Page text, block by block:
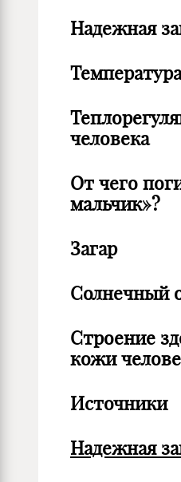
Надежная
человека
От чего
мальчик»?
Загар
Солнечный
Строение
кожи
Источники
Надежная